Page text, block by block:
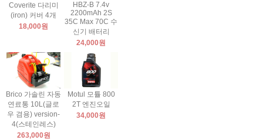
Coverite 다리미
(iron) 커버 4개
18,000원
HBZ-B 7.4v
2200mAh 2S
35C Max 70C 수
신기 배터리
24,000원
Brico 가솔린 자동
연료통 10L(글로
우 겸용) version-
4(스테인레스)
263,000원
Motul 모튤 800
2T 엔진오일
34,000원